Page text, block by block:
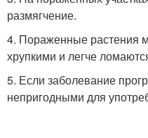
размягчение.
4. Пораженные растения
хрупкими и легче
5. Если заболевание
непригодными для